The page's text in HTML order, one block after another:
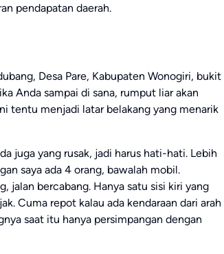
pendapatan daerah.
Desa Pare, Kabupaten Wonogiri, bukit
Anda sampai di sana, rumput liar akan
tentu menjadi latar belakang yang menarik
juga yang rusak, jadi harus hati-hati. Lebih
saya ada 4 orang, bawalah mobil.
jalan bercabang. Hanya satu sisi kiri yang
Cuma repot kalau ada kendaraan dari arah
saat itu hanya persimpangan dengan